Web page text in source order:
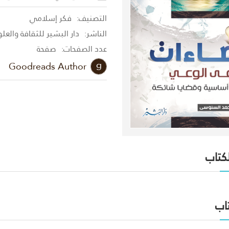
التصنيف: فكر إسلامي
الناشر: دار البشير للثقافة
عدد الصفحات: صفحة
Goodreads Author